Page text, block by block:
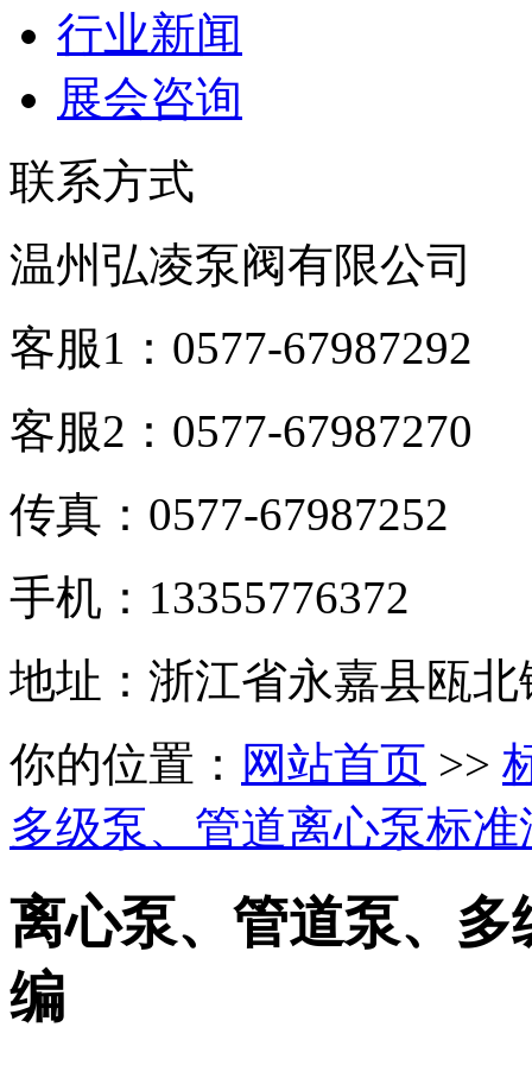
行业新闻
展会咨询
联系方式
温州弘凌泵阀有限公司
客服1：0577-67987292
客服2：0577-67987270
传真：0577-67987252
手机：13355776372
地址：浙江省永嘉县瓯
你的位置： 网站首页 >>
多级泵、管道离心泵标准
离心泵、管道泵、
编